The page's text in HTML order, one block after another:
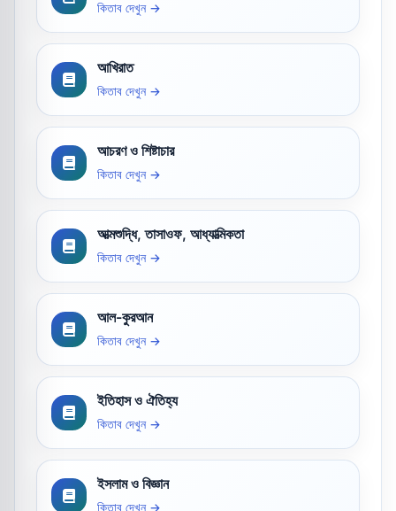
কিতাব দেখুন →
আখিরাত
কিতাব দেখুন →
আচরণ ও শিষ্টাচার
কিতাব দেখুন →
আত্মশুদ্ধি, তাসাওফ, আধ্যাত্মিকতা
কিতাব দেখুন →
আল-কুরআন
কিতাব দেখুন →
ইতিহাস ও ঐতিহ্য
কিতাব দেখুন →
ইসলাম ও বিজ্ঞান
কিতাব দেখুন →